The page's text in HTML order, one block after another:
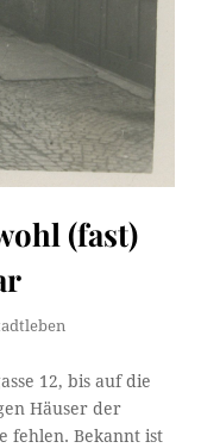
(fast)
12, bis auf die
Häuser der
fehlen. Bekannt ist